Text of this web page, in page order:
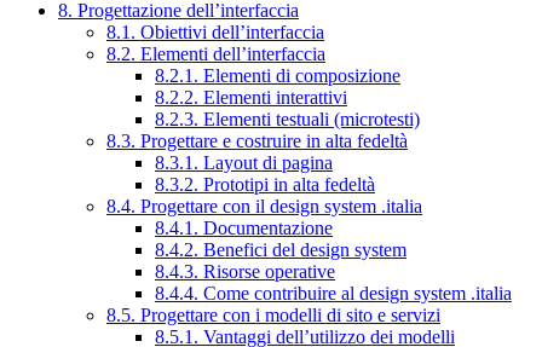
8. Progettazione dell’interfaccia
8.1. Obiettivi dell’interfaccia
8.2. Elementi dell’interfaccia
8.2.1. Elementi di composizione
8.2.2. Elementi interattivi
8.2.3. Elementi testuali (microtesti)
8.3. Progettare e costruire in alta fedeltà
8.3.1. Layout di pagina
8.3.2. Prototipi in alta fedeltà
8.4. Progettare con il design system .italia
8.4.1. Documentazione
8.4.2. Benefici del design system
8.4.3. Risorse operative
8.4.4. Come contribuire al design system .italia
8.5. Progettare con i modelli di sito e servizi
8.5.1. Vantaggi dell’utilizzo dei modelli